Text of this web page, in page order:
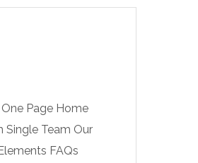
Page Home
Single Team Our
FAQs